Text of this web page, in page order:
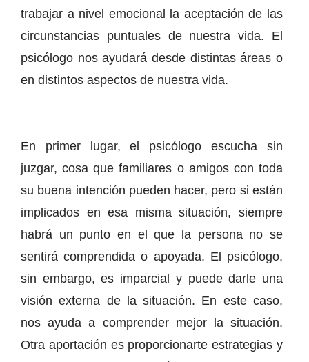
trabajar a nivel emocional la aceptación de las
circunstancias puntuales de nuestra vida. El
psicólogo nos ayudará desde distintas áreas o
en distintos aspectos de nuestra vida.
En primer lugar, el psicólogo escucha sin
juzgar, cosa que familiares o amigos con toda
su buena intención pueden hacer, pero si están
implicados en esa misma situación, siempre
habrá un punto en el que la persona no se
sentirá comprendida o apoyada. El psicólogo,
sin embargo, es imparcial y puede darle una
visión externa de la situación. En este caso,
nos ayuda a comprender mejor la situación.
Otra aportación es proporcionarte estrategias y